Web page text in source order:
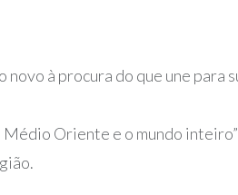
à procura do que une para
Médio Oriente e o mundo